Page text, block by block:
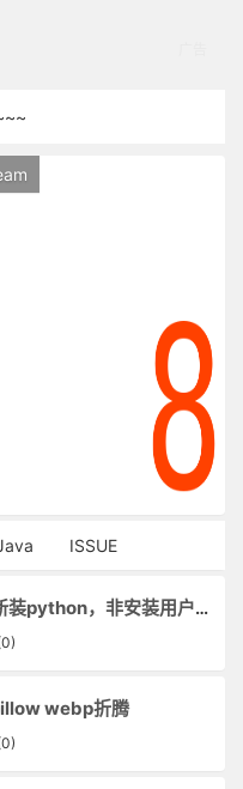
请稍等片刻
ISSUE
【Python】新装python，非安装用户无法找到模块问题
webp折腾